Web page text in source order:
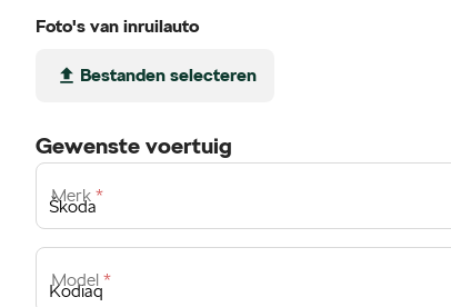
Foto's van inruilauto
Bestanden selecteren
Gewenste voertuig
Merk *
Model *